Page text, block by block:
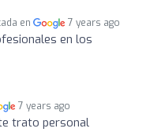
en 7 years ago
en los
7 years ago
trato personal